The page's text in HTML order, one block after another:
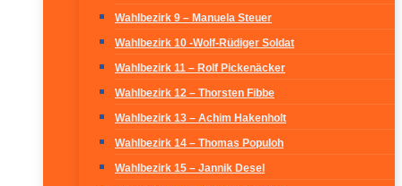
Wahlbezirk 9 – Manuela Steuer
Wahlbezirk 10 -Wolf-Rüdiger Soldat
Wahlbezirk 11 – Rolf Pickenäcker
Wahlbezirk 12 – Thorsten Fibbe
Wahlbezirk 13 – Achim Hakenholt
Wahlbezirk 14 – Thomas Populoh
Wahlbezirk 15 – Jannik Desel